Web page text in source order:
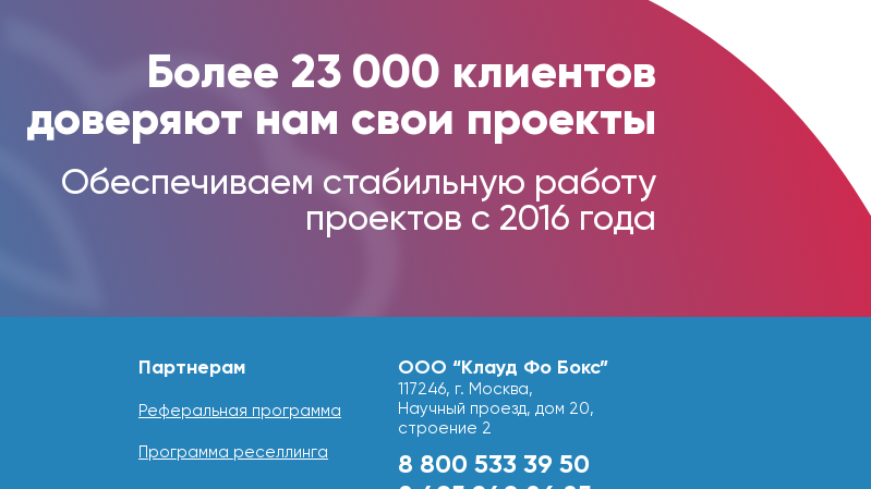
Более 23 000 клиентов
доверяют нам свои проекты
Обеспечиваем стабильную работу
проектов с 2016 года
Партнерам
Реферальная программа
Программа реселлинга
ООО “Клауд Фо Бокс”
117246, г. Москва,
Научный проезд, дом 20,
строение 2
8 800 533 39 50